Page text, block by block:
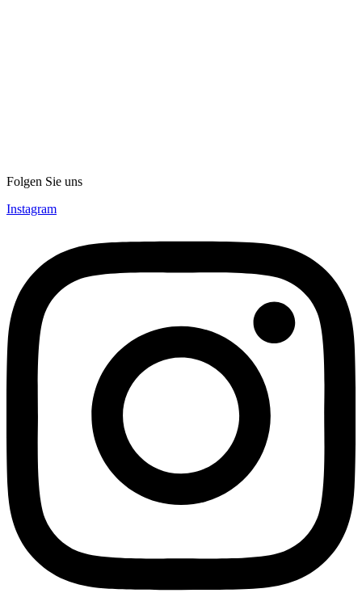
Folgen Sie uns
Instagram